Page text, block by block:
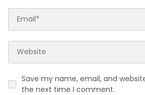
Save my name, email, and
the next time I comment.